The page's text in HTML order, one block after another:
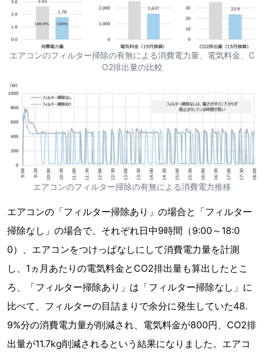
エアコンのフィルター掃除の有無による消費電力量、電気料金、C
O2排出量の比較
エアコンのフィルター掃除の有無による消費電力推移
エアコンの「フィルター掃除あり」の場合と「フィルター
掃除なし」の場合で、それぞれ日中9時間（9:00～18:0
0）、エアコンをつけっぱなしにして消費電力量を計測
し、1ヵ月あたりの電気料金とCO2排出量も算出したとこ
ろ、「フィルター掃除あり」は「フィルター掃除なし」に
比べて、フィルターの目詰まりで余分に発生していた48.
9%分の消費電力量が削減され、電気料金が800円、CO2排
出量が11.7kg削減されるという結果になりました。エアコ